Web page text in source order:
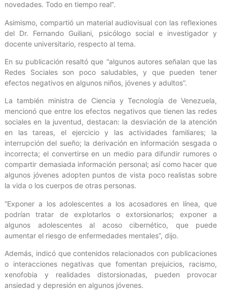
novedades. Todo en tiempo real”.
Asimismo, compartió un material audiovisual con las reflexiones
del Dr. Fernando Guiliani, psicólogo social e investigador y
docente universitario, respecto al tema.
En su publicación resaltó que “algunos autores señalan que las
Redes Sociales son poco saludables, y que pueden tener
efectos negativos en algunos niños, jóvenes y adultos”.
La también ministra de Ciencia y Tecnología de Venezuela,
mencionó que entre los efectos negativos que tienen las redes
sociales en la juventud, destacan: la desviación de la atención
en las tareas, el ejercicio y las actividades familiares; la
interrupción del sueño; la derivación en información sesgada o
incorrecta; el convertirse en un medio para difundir rumores o
compartir demasiada información personal; así como hacer que
algunos jóvenes adopten puntos de vista poco realistas sobre
la vida o los cuerpos de otras personas.
“Exponer a los adolescentes a los acosadores en línea, que
podrían tratar de explotarlos o extorsionarlos; exponer a
algunos adolescentes al acoso cibernético, que puede
aumentar el riesgo de enfermedades mentales”, dijo.
Además, indicó que contenidos relacionados con publicaciones
o interacciones negativas que fomentan prejuicios, racismo,
xenofobia y realidades distorsionadas, pueden provocar
ansiedad y depresión en algunos jóvenes.